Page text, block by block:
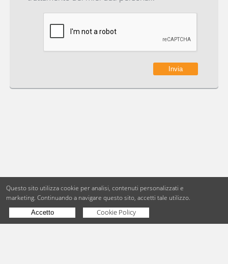
Copyright © BdueB Srl PI 07755110967 Privacy Utilizzo dei cookie
Questo sito utilizza cookie per analisi, contenuti personalizzati e
marketing. Continuando a navigare questo sito, accetti tale utilizzo.
Accetto Cookie Policy